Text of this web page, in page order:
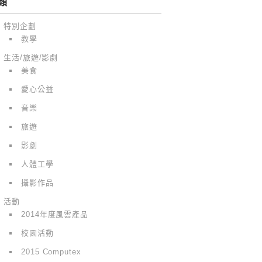
特別企劃
教學
生活/旅遊/影劇
美食
愛心公益
音樂
旅遊
影劇
人體工學
攝影作品
活動
2014年度風雲產品
校園活動
2015 Computex